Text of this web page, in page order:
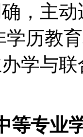
，主
学历教
学与
等专业